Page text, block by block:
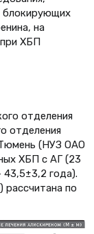
блокирующих
на
ХБП
отделения
отделения
(НУЗ ОАО
ХБП с АГ (23
года).
по